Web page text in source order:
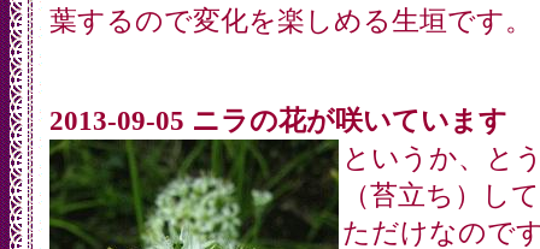
葉するので変化を楽しめる生垣です。
2013-09-05 ニラの花が咲いています
というか、と
（苔立ち）し
ただけなので